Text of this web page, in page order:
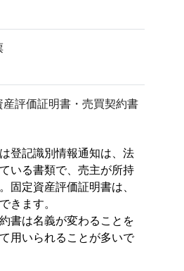
産評価証明書・売買契約書
登記識別情報通知は、法
いる書類で、売主が所持
固定資産評価証明書は、
きます。
書は名義が変わることを
用いられることが多いで